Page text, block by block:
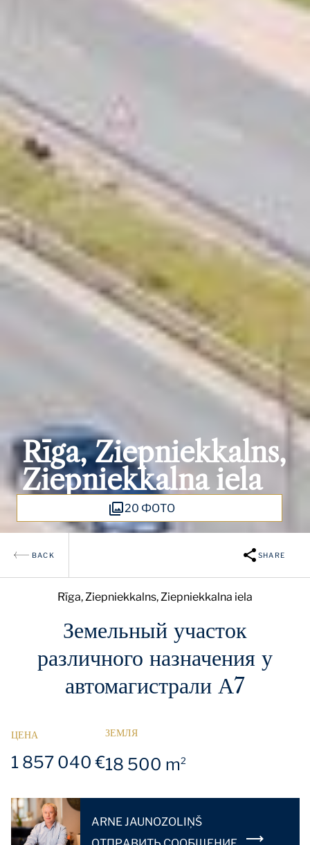
Rīga, Ziepniekkalns,
Ziepniekkalna iela
20 ФОТО
BACK SHARE
Rīga, Ziepniekkalns, Ziepniekkalna iela
Земельный участок
различного назначения у
автомагистрали А7
ЦЕНА
1 857 040 €
ЗЕМЛЯ
18 500 m2
ARNE JAUNOZOLIŅŠ